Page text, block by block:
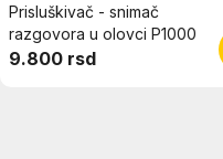
Prisluškivač - snimač
razgovora u olovci P1000
9.800 rsd